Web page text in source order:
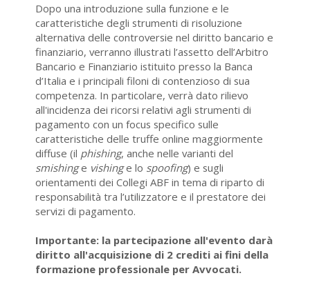
Dopo una introduzione sulla funzione e le
caratteristiche degli strumenti di risoluzione
alternativa delle controversie nel diritto bancario e
finanziario, verranno illustrati l’assetto dell’Arbitro
Bancario e Finanziario istituito presso la Banca
d’Italia e i principali filoni di contenzioso di sua
competenza. In particolare, verrà dato rilievo
all'incidenza dei ricorsi relativi agli strumenti di
pagamento con un focus specifico sulle
caratteristiche delle truffe online maggiormente
diffuse (il phishing, anche nelle varianti del
smishinge vishinge lo spoofing) e sugli
orientamenti dei Collegi ABF in tema di riparto di
responsabilità tra l’utilizzatore e il prestatore dei
servizi di pagamento.
Importante: la partecipazione all'evento darà
diritto all'acquisizione di 2 crediti ai fini della
formazione professionale per Avvocati.